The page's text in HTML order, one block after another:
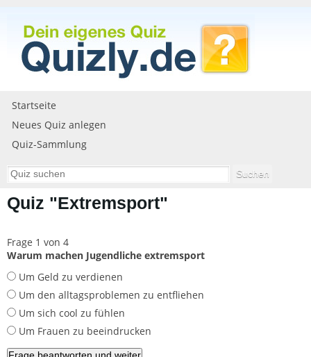
Startseite
Neues Quiz anlegen
Quiz-Sammlung
Quiz "Extremsport"
Frage 1 von 4
Warum machen Jugendliche extremsport
Um Geld zu verdienen
Um den alltagsproblemen zu entfliehen
Um sich cool zu fühlen
Um Frauen zu beeindrucken